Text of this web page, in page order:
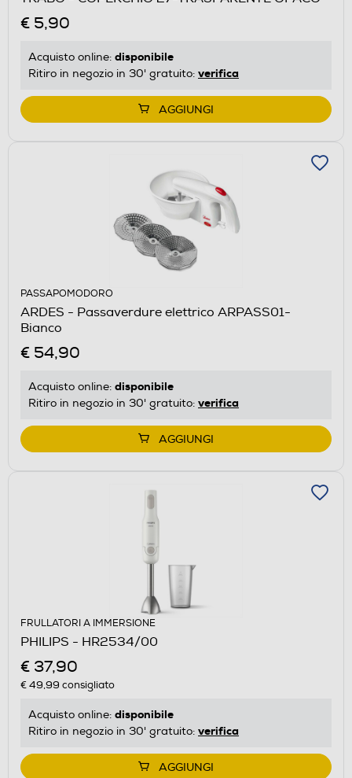
€ 5,90
Acquisto online: disponibile
Ritiro in negozio in 30' gratuito: verifica
AGGIUNGI
PASSAPOMODORO
ARDES - Passaverdure elettrico ARPASS01-
Bianco
€ 54,90
Acquisto online: disponibile
Ritiro in negozio in 30' gratuito: verifica
AGGIUNGI
FRULLATORI A IMMERSIONE
PHILIPS - HR2534/00
€ 37,90
€ 49,99 consigliato
Acquisto online: disponibile
Ritiro in negozio in 30' gratuito: verifica
AGGIUNGI